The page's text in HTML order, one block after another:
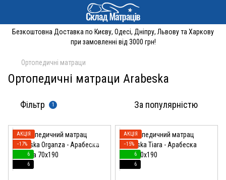
Безкоштовна Доставка по Києву, Одесі, Дніпру, Львову та Харкову
при замовленні від 3000 грн!
Ортопедичні матраци
Ортопедичні матраци Arabeska
Фільтр 1 За популярністю
АКЦІЯ
−17%
6
6
АКЦІЯ
−15%
6
6